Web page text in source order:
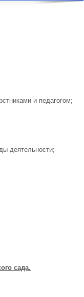
и педагогом;
деятельности;
сада.